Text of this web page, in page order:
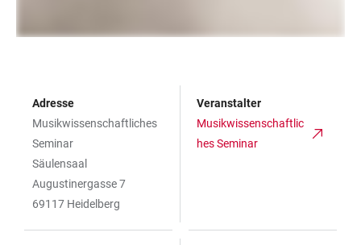
Adresse
Musikwissenschaftliches
Seminar
Säulensaal
Augustinergasse 7
69117 Heidelberg
Veranstalter
Musikwissenschaftlic
hes Seminar